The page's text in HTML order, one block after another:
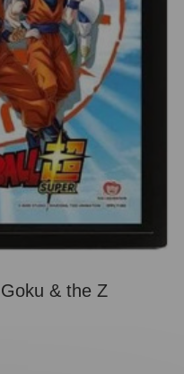
& the Z